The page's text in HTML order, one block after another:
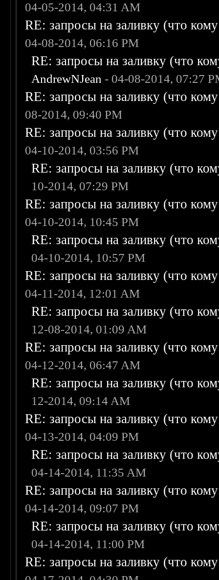
04-05-2014, 04:31 AM
RE: запросы на заливку (что
04-08-2014, 06:16 PM
RE: запросы на заливку (что
AndrewNJean - 04-08-2014, 07:27
RE: запросы на заливку (что
08-2014, 09:40 PM
RE: запросы на заливку (что
04-10-2014, 03:56 PM
RE: запросы на заливку (что
10-2014, 07:29 PM
RE: запросы на заливку (что
04-10-2014, 10:45 PM
RE: запросы на заливку (что
04-10-2014, 10:57 PM
RE: запросы на заливку (что
04-11-2014, 12:01 AM
RE: запросы на заливку (что
12-08-2014, 01:09 AM
RE: запросы на заливку (что
04-12-2014, 06:47 AM
RE: запросы на заливку (что
12-2014, 09:14 AM
RE: запросы на заливку (что
04-13-2014, 04:09 PM
RE: запросы на заливку (что
04-14-2014, 11:35 AM
RE: запросы на заливку (что
04-14-2014, 09:07 PM
RE: запросы на заливку (что
04-14-2014, 11:00 PM
RE: запросы на заливку (что